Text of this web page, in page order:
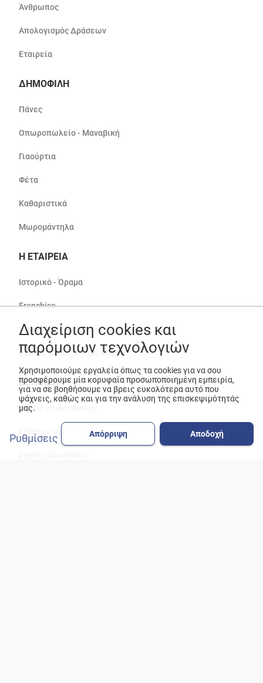
Άνθρωπος
Απολογισμός Δράσεων
Εταιρεία
ΔΗΜΟΦΙΛΗ
Πάνες
Οπωροπωλείο - Μαναβική
Γιαούρτια
Φέτα
Καθαριστικά
Μωρομάντηλα
Η ΕΤΑΙΡΕΙΑ
Ιστορικό - Όραμα
Franchise
Καριέρα
Βρείτε το κατάστημά σας
ΒΟΗΘΕΙΑ
Φόρμα επικοινωνίας
Εξυπηρέτηση Πελατών
Διαχείριση cookies και
παρόμοιων τεχνολογιών
Χρησιμοποιούμε εργαλεία όπως τα cookies για να σου
προσφέρουμε μία κορυφαία προσωποποιημένη εμπειρία,
για να σε βοηθήσουμε να βρεις ευκολότερα αυτό που
ψάχνεις, καθώς και για την ανάλυση της επισκεψιμότητάς
μας.
Ρυθμίσεις Απόρριψη Αποδοχή